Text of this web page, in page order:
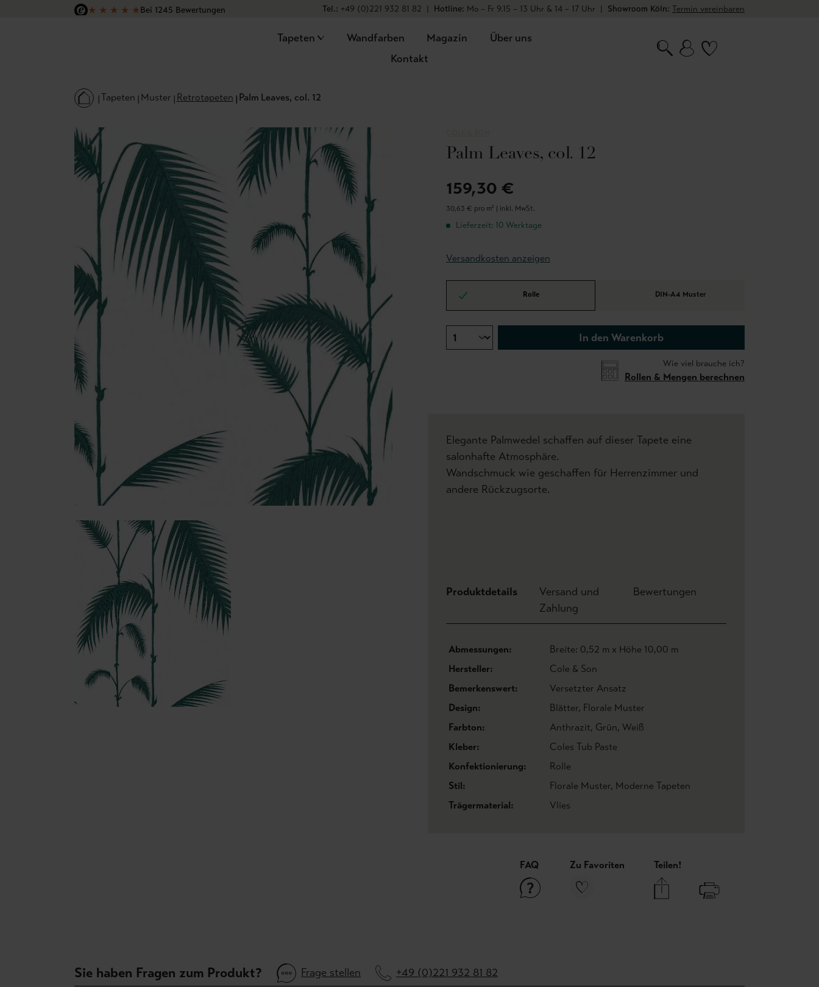
Hauptinhalt springen
Zur Suche springen
Zur Hauptnavigation springen
★ ★ ★ ★ ★Bei 1245 Bewertungen
Tel.: +49 (0)221 932 81 82 | Hotline: Mo – Fr 9.15 – 13 Uhr & 14 – 17 Uhr | Showroom Köln: Termin vereinbaren
Tapeten Wandfarben Magazin
Über uns
Kontakt
Tapeten Muster Retrotapeten Palm Leaves, col. 12
Palm Leaves, col. 12
159,30 €
30,63 € pro m² | inkl. MwSt.
Lieferzeit: 10 Werktage
Versandkosten anzeigen
Rolle DIN-A4 Muster
In den Warenkorb
Wie viel brauche ich?
Rollen & Mengen berechnen
Elegante Palmwedel schaffen auf dieser Tapete eine
salonhafte Atmosphäre.
Wandschmuck wie geschaffen für Herrenzimmer und
andere Rückzugsorte.
Produktdetails
Versand und
Zahlung
Bewertungen
Abmessungen:
Breite: 0,52 m x Höhe 10,00 m
Hersteller:
Cole & Son
Bemerkenswert:
Versetzter Ansatz
Design:
Blätter, Florale Muster
Farbton:
Anthrazit, Grün, Weiß
Kleber:
Coles Tub Paste
Konfektionierung:
Rolle
Stil:
Florale Muster, Moderne Tapeten
Trägermaterial:
Vlies
FAQ Zu Favoriten Teilen!
Sie haben Fragen zum Produkt? Frage stellen +49 (0)221 932 81 82